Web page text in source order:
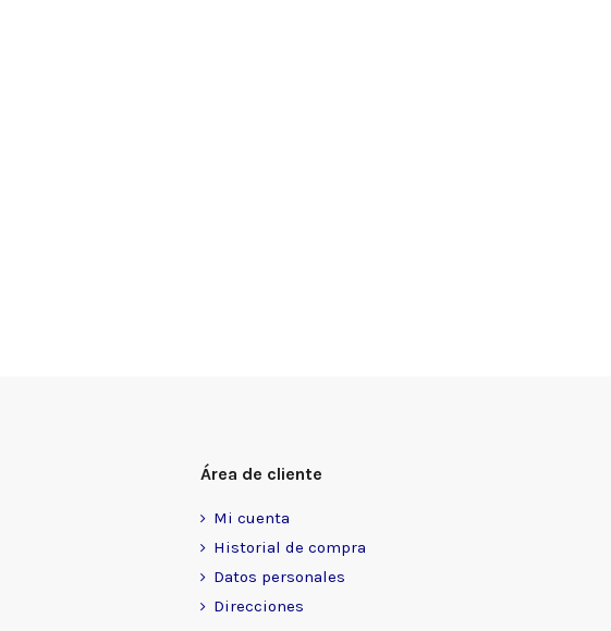
Área de cliente
Mi cuenta
Historial de compra
Datos personales
Direcciones